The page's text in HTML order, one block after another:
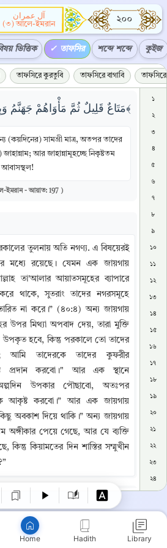
Home Hadith Library
آل عمران
(৩) আলে-ইমরান
২০০
ভিত্তিক তাফসির শব্দে শব্দে কুইজ
তাফসিরে কুরতুবি তাফসিরে বাগাবি তাফসিরে
مَتَاعٌ قَلِيلٌ ثُمَّ مَأْوَاهُمْ جَهَنَّمُ وَبِئْسَ الْمِهَادُ ﴿١٩٧﴾
(কয়দিনের) সামগ্রী মাত্র, অতপর তাদের
আর জাহান্নামূহচ্ছে নিকৃষ্টতম
আবাসস্থল!
ইমরান - আয়াত: 197 )
তুলনায় অতি নগণ্য. এ বিষয়েরই
মধ্যে রয়েছে। যেমন এক জায়গায়
তা'আলার আয়াতসমূহের ব্যাপারে
থাকে, সুতরাং তাদের নগরসমূহে
না করে।” (৪০:৪) অন্য জায়গায়
উপর মিথ্যা অপবাদ দেয়, তারা মুক্তি
উপকৃত হবে, কিন্তু পরকালে তো তাদের
আমি তাদেরকে তাদের কুফরীর
প্রদান করবো।" আর এক স্থানে
উপকার পৌছাবো, অতঃপর
আকৃষ্ট করবো।” আর এক জায়গায়
অবকাশ দিয়ে থাকি।” অন্য জায়গায়
অঙ্গীকার পেয়ে গেছে, আর যে ব্যক্তি
কিয়ামতের দিন শাস্তির সম্মুখীন
বিচরণ এবং তাতে তাদের অবাধ
১
২
৩
৪
৫
৬
৭
৮
৯
১০
১১
১২
১৩
১৪
১৫
১৬
১৭
১৮
১৯
২০
২১
২২
২৩
২৪
২৬